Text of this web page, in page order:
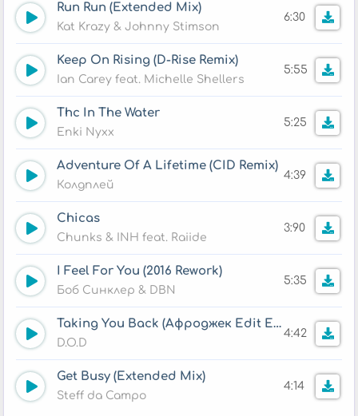
Run Run (Extended Mix)
Kat Krazy & Johnny Stimson
6:30
Keep On Rising (D-Rise Remix)
Ian Carey feat. Michelle Shellers
5:55
Thc In The Water
Enki Nyxx
5:25
Adventure Of A Lifetime (CID Remix)
Колдплей
4:39
Chicas
Chunks & INH feat. Raiide
3:90
I Feel For You (2016 Rework)
Боб Синклер & DBN
5:35
Taking You Back (Афроджек Edit Extended)
D.O.D
4:42
Get Busy (Extended Mix)
Steff da Campo
4:14